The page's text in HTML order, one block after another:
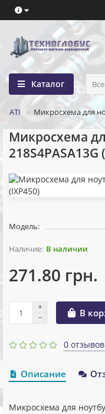
Каталог
ATI Микросхема для
Микросхема
218S4PASA13G
Модель:
В наличии
271.80 грн.
В
0 отзывов
Описание
Микросхема для